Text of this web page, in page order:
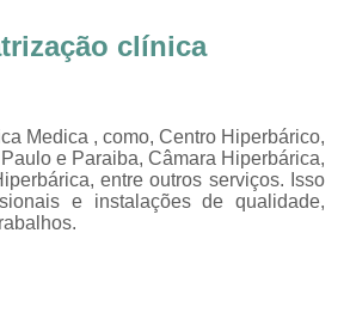
Oxigenoterapia
Oxigenoterapia em Taubaté
Tratamento de Diabéticos
Oxigenoterapia Tratamento de Pé
Hiperbárica
clínica
Medica , como, Centro Hiperbárico,
e Paraiba, Câmara Hiperbárica,
entre outros serviços. Isso
e instalações de qualidade,